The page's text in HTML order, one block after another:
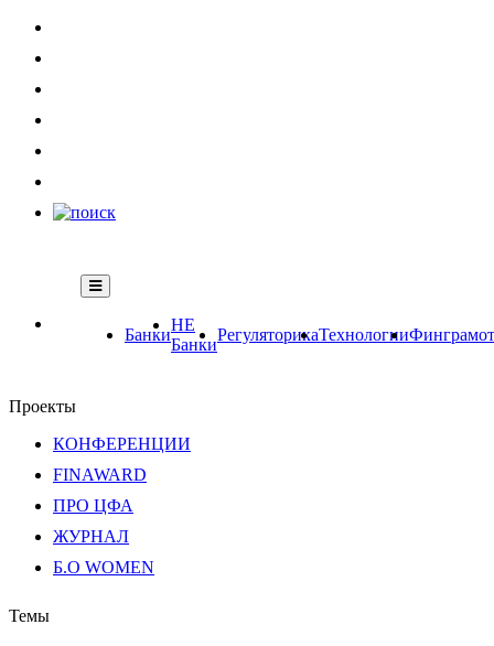
Банки
НЕ
Банки
РегуляторикаТехнологии
Проекты
КОНФЕРЕНЦИИ
FINAWARD
ПРО ЦФА
ЖУРНАЛ
Б.О WOMEN
Темы